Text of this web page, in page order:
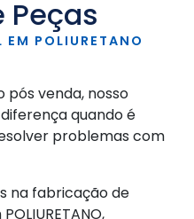
Peças
POLIURETANO
pós venda, nosso
quando é
problemas com
na fabricação de